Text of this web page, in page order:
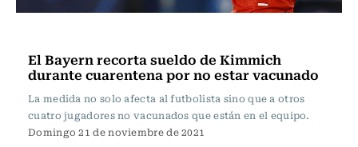
El Bayern recorta sueldo de Kimmich
durante cuarentena por no estar vacunado
La medida no solo afecta al futbolista sino que a otros
cuatro jugadores no vacunados que están en el equipo.
Domingo 21 de noviembre de 2021